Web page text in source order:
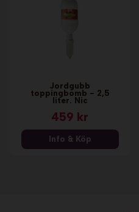
Jordgubb
toppingbomb - 2,5
liter. Nic
459 kr
Info & Köp